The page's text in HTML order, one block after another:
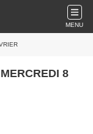
MENU
8